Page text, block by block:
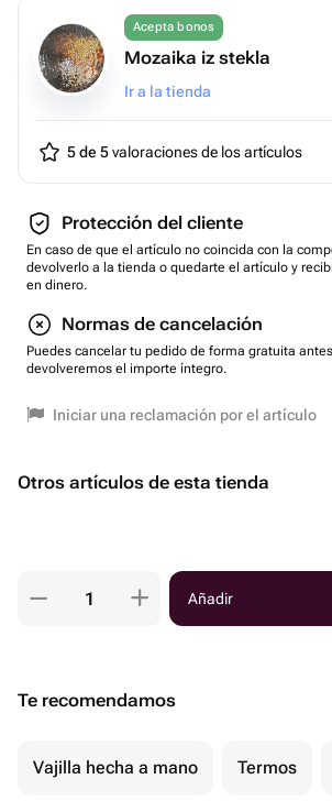
Acepta bonos
Mozaika iz stekla
Ir a la tienda
5 de 5valoraciones de los artículos
Protección del cliente
En caso de que el artículo no coincida con la
devolverlo a la tienda o quedarte el artículo y
en dinero.
Normas de cancelación
Puedes cancelar tu pedido de forma gratuita
devolveremos el importe íntegro.
Iniciar una reclamación por el artículo
Otros artículos de esta tienda
Añadir
Te recomendamos
Vajilla hecha a mano Termos